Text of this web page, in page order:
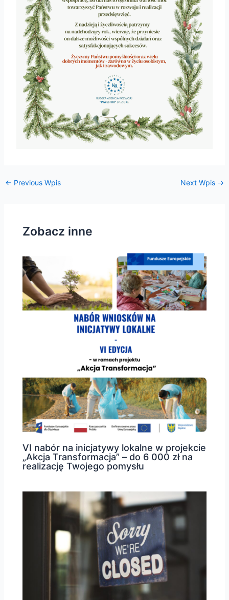
← Previous Wpis Next Wpis →
Zobacz inne
VI nabór na inicjatywy lokalne w projekcie
„Akcja Transformacja” – do 6 000 zł na
realizację Twojego pomysłu